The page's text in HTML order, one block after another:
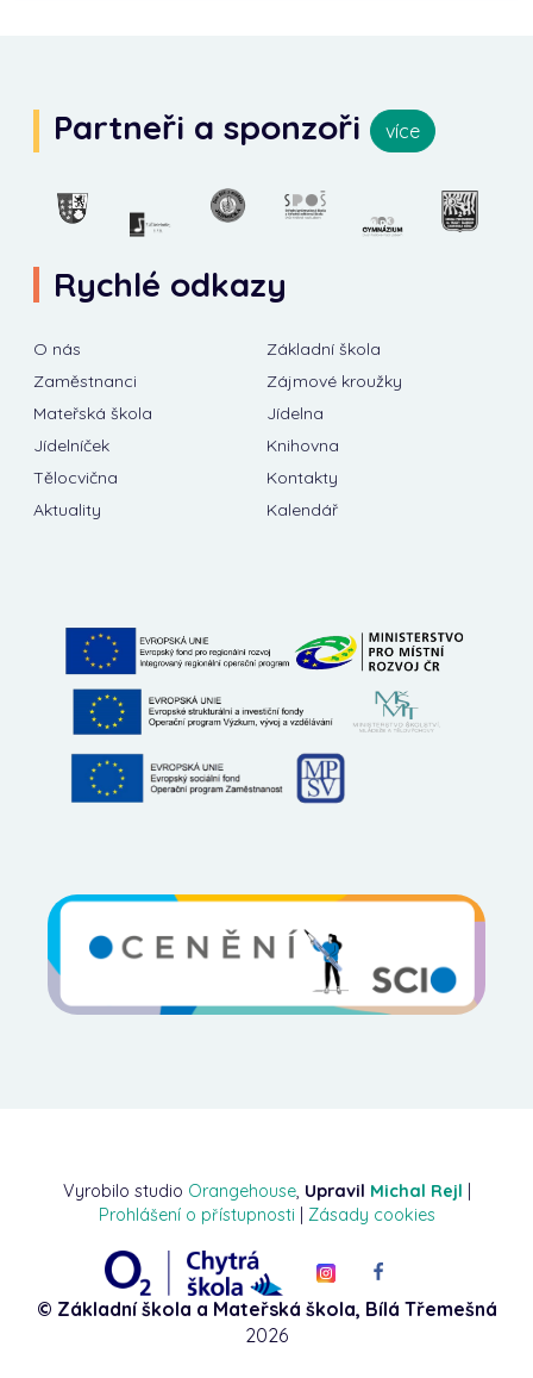
Partneři a sponzoři více
Rychlé odkazy
O nás
Základní škola
Zaměstnanci
Zájmové kroužky
Mateřská škola
Jídelna
Jídelníček
Knihovna
Tělocvična
Kontakty
Aktuality
Kalendář
Vyrobilo studio Orangehouse, Upravil Michal Rejl |
Prohlášení o přístupnosti | Zásady cookies
© Základní škola a Mateřská škola, Bílá Třemešná
2026